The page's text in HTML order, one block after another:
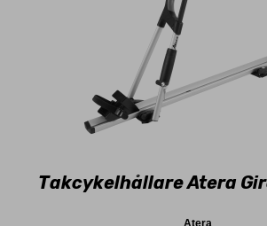
Takcykelhållare Atera
Atera